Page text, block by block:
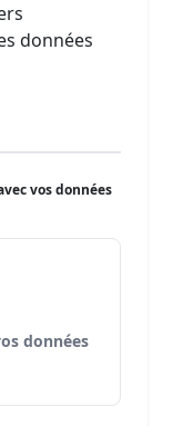
données
vos données
données